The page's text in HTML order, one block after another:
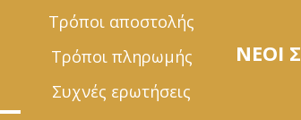
Τρόποι αποστολής
Τρόποι πληρωμής
Συχνές ερωτήσεις
ΝΕΟΙ